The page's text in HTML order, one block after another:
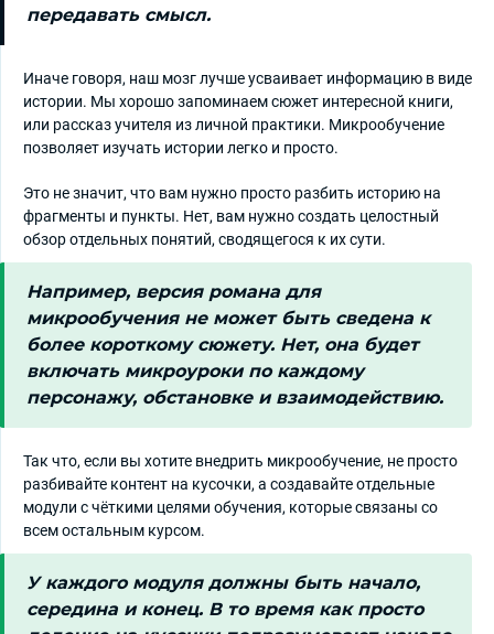
передавать смысл.
Иначе говоря, наш мозг лучше усваивает информацию в виде
истории. Мы хорошо запоминаем сюжет интересной книги,
или рассказ учителя из личной практики. Микрообучение
позволяет изучать истории легко и просто.
Это не значит, что вам нужно просто разбить историю на
фрагменты и пункты. Нет, вам нужно создать целостный
обзор отдельных понятий, сводящегося к их сути.
Например, версия романа для
микрообучения не может быть сведена к
более короткому сюжету. Нет, она будет
включать микроуроки по каждому
персонажу, обстановке и взаимодействию.
Так что, если вы хотите внедрить микрообучение, не просто
разбивайте контент на кусочки, а создавайте отдельные
модули с чёткими целями обучения, которые связаны со
всем остальным курсом.
У каждого модуля должны быть начало,
середина и конец. В то время как просто